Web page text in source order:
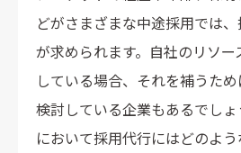
どがさまざまな中途採用では
が求められます。自社のリソ
している場合、それを補うた
検討している企業もあるでし
において採用代行にはどのよ